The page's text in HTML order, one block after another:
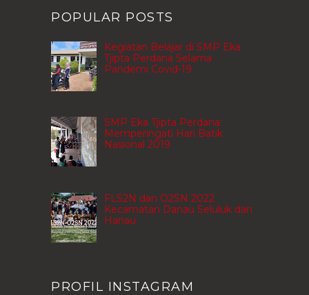
POPULAR POSTS
Kegiatan Belajar di SMP Eka
Tjipta Perdana Selama
Pandemi Covid-19
SMP Eka Tjipta Perdana:
Memperingati Hari Batik
Nasional 2019
FLS2N dan O2SN 2022
Kecamatan Danau Seluluk dan
Hanau
PROFIL INSTAGRAM